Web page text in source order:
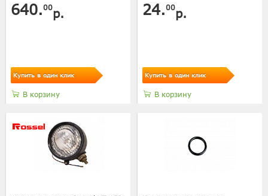
640.00р.
Купить в один клик
В корзину
24.00р.
Купить в один клик
В корзину